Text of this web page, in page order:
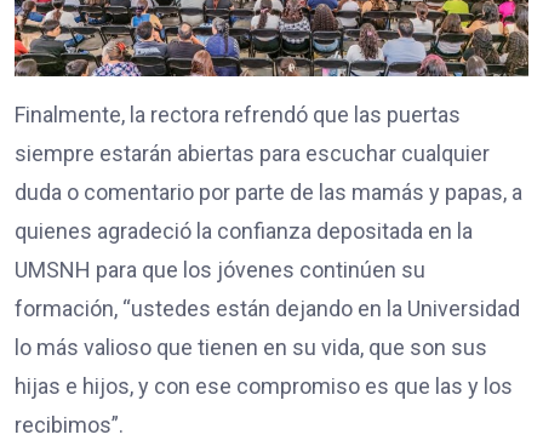
Finalmente, la rectora refrendó que las puertas
siempre estarán abiertas para escuchar cualquier
duda o comentario por parte de las mamás y papas, a
quienes agradeció la confianza depositada en la
UMSNH para que los jóvenes continúen su
formación, “ustedes están dejando en la Universidad
lo más valioso que tienen en su vida, que son sus
hijas e hijos, y con ese compromiso es que las y los
recibimos”.